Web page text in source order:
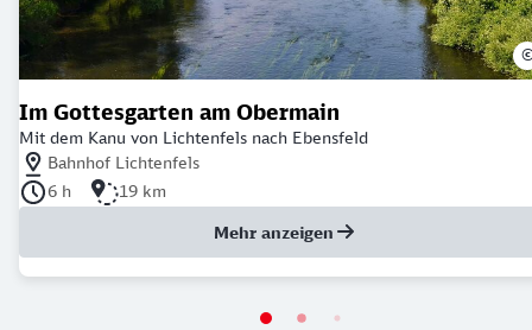
Im Gottesgarten am Obermain
Mit dem Kanu von Lichtenfels nach Ebensfeld
Nächstgelegener Bahnhof: Bahnhof Lichtenfels
Bahnhof Lichtenfels
Dauer der Tour: 6 Stunden
6 h Länge der Tour: 19 Kilometer
19 km
Mehr anzeigen